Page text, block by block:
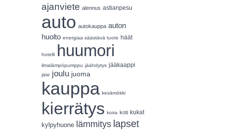
ajanviete alennus astianpesu
auto autokauppa auton
huolto energiaa säästävä tuote häät
hotelli huumori
ilmalämpöpumppu jäähdytys jääkaappi
jäte joulu juoma
kauppa kesämökki
kierrätys koira koti kukat
kylpyhuone lämmitys lapset